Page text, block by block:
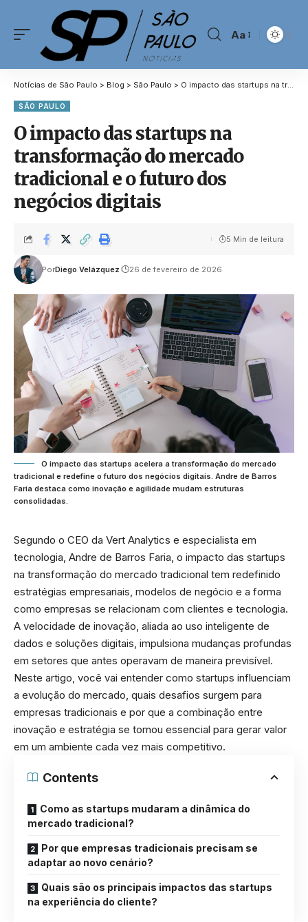
Aa
Notícias de São Paulo > Blog > São Paulo > O impacto das startups na transformação do mercado tradicional e o futuro dos negócios digitais
SÃO PAULO
O impacto das startups na
transformação do mercado
tradicional e o futuro dos
negócios digitais
PorDiego Velázquez 26 de fevereiro de 2026
5 Min de leitura
O impacto das startups acelera a transformação do mercado
tradicional e redefine o futuro dos negócios digitais. Andre de Barros
Faria destaca como inovação e agilidade mudam estruturas
consolidadas.
Segundo o CEO da Vert Analytics e especialista em
tecnologia, Andre de Barros Faria, o impacto das startups
na transformação do mercado tradicional tem redefinido
estratégias empresariais, modelos de negócio e a forma
como empresas se relacionam com clientes e tecnologia.
A velocidade de inovação, aliada ao uso inteligente de
dados e soluções digitais, impulsiona mudanças profundas
em setores que antes operavam de maneira previsível.
Neste artigo, você vai entender como startups influenciam
a evolução do mercado, quais desafios surgem para
empresas tradicionais e por que a combinação entre
inovação e estratégia se tornou essencial para gerar valor
em um ambiente cada vez mais competitivo.
Contents
Como as startups mudaram a dinâmica do
mercado tradicional?
Por que empresas tradicionais precisam se
adaptar ao novo cenário?
Quais são os principais impactos das startups
na experiência do cliente?